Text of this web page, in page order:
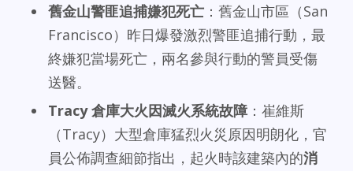
舊金山警匪追捕嫌犯死亡 ：舊金山市區（San
Francisco）昨日爆發激烈警匪追捕行動，最
終嫌犯當場死亡，兩名參與行動的警員受傷
送醫。
Tracy 倉庫大火因滅火系統故障 ：崔維斯
（Tracy）大型倉庫猛烈火災原因明朗化，官
員公佈調查細節指出，起火時該建築內的消